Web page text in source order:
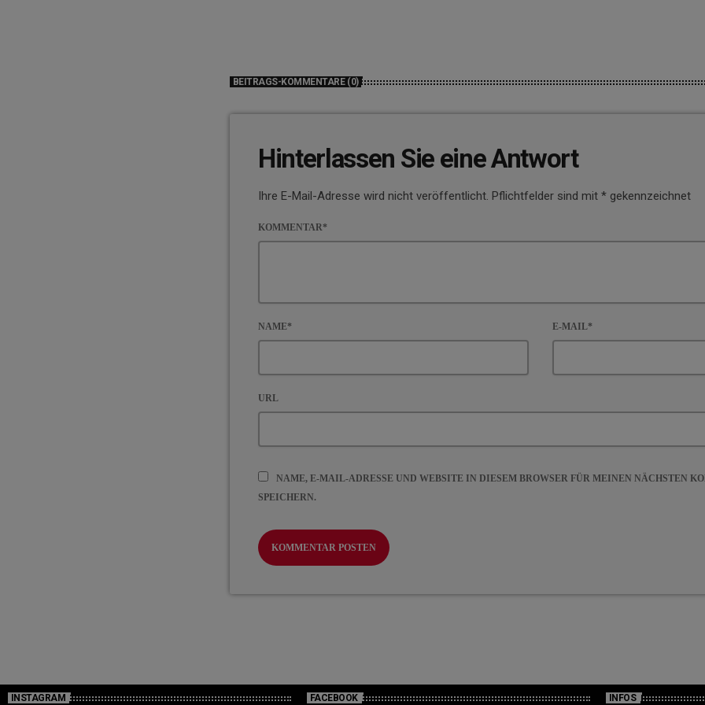
BEITRAGS-KOMMENTARE (0)
Hinterlassen Sie eine Antwort
Ihre E-Mail-Adresse wird nicht veröffentlicht. Pflichtfelder sind mit * gekennzeichnet
KOMMENTAR*
NAME* E-MAIL*
URL
NAME, E-MAIL-ADRESSE UND WEBSITE IN DIESEM BROWSER FÜR MEINEN NÄCHSTEN
SPEICHERN.
INSTAGRAM FACEBOOK INFOS